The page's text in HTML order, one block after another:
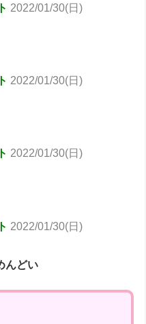
2022/01/30(日)
2022/01/30(日)
2022/01/30(日)
2022/01/30(日)
んどい